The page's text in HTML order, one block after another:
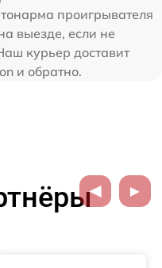
проигрывателя
выезде, если не
курьер доставит
и обратно.